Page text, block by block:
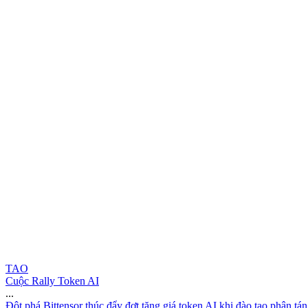
TAO
Cuộc Rally Token AI
...
Đột phá Bittensor thúc đẩy đợt tăng giá token AI khi đào tạo phân tán